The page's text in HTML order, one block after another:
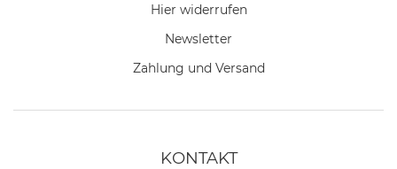
Hier widerrufen
Newsletter
Zahlung und Versand
KONTAKT